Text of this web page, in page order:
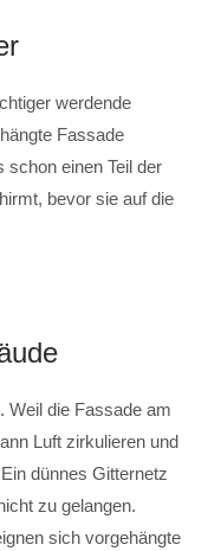
werdende
Fassade
schon einen Teil der
bevor sie auf die
Weil die Fassade am
Luft zirkulieren und
dünnes Gitternetz
zu gelangen.
sich vorgehängte